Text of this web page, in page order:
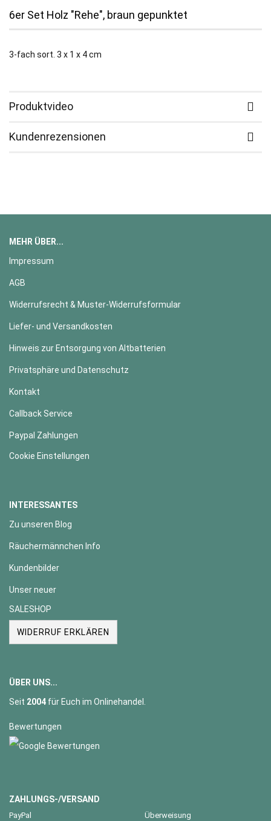
6er Set Holz "Rehe", braun gepunktet
3-fach sort. 3 x 1 x 4 cm
Produktvideo
Kundenrezensionen
MEHR ÜBER...
Impressum
AGB
Widerrufsrecht & Muster-Widerrufsformular
Liefer- und Versandkosten
Hinweis zur Entsorgung von Altbatterien
Privatsphäre und Datenschutz
Kontakt
Callback Service
Paypal Zahlungen
Cookie Einstellungen
INTERESSANTES
Zu unseren Blog
Räuchermännchen Info
Kundenbilder
Unser neuer
SALESHOP
WIDERRUF ERKLÄREN
ÜBER UNS...
Seit 2004 für Euch im Onlinehandel.
Bewertungen
ZAHLUNGS-/VERSAND
PayPal Überweisung